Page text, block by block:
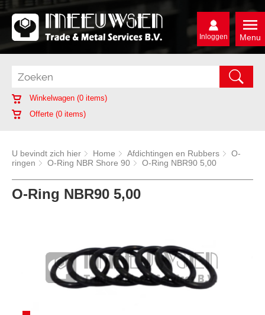
Menu
Inloggen
Winkelwagen (0 items)
Offerte (0 items)
U bevindt zich hier Home Afdichtingen en Rubbers
O-
ringen
O-Ring NBR Shore 90 O-Ring NBR90 5,00
O-Ring NBR90 5,00